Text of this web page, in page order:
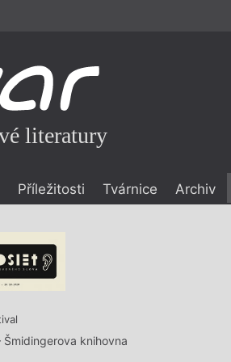
literatury
Příležitosti Tvárnice Archiv
Šmidingerova knihovna